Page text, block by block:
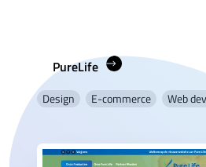
PureLife
Design E-commerce Web